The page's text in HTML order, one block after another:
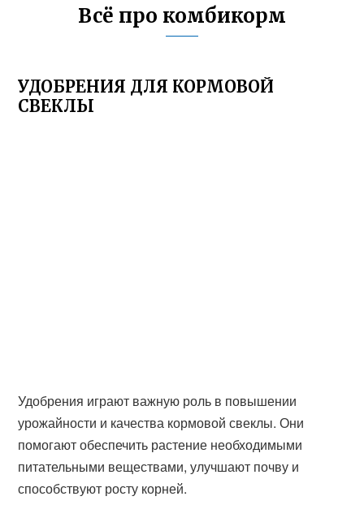
Всё про комбикорм
УДОБРЕНИЯ ДЛЯ КОРМОВОЙ
СВЕКЛЫ
Удобрения играют важную роль в повышении
урожайности и качества кормовой свеклы. Они
помогают обеспечить растение необходимыми
питательными веществами, улучшают почву и
способствуют росту корней.